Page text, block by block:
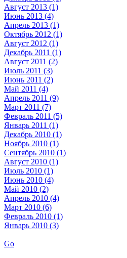
Август 2013 (1)
Июнь 2013 (4)
Апрель 2013 (1)
Октябрь 2012 (1)
Август 2012 (1)
Декабрь 2011 (1)
Август 2011 (2)
Июль 2011 (3)
Июнь 2011 (2)
Май 2011 (4)
Апрель 2011 (9)
Март 2011 (7)
Февраль 2011 (5)
Январь 2011 (1)
Декабрь 2010 (1)
Ноябрь 2010 (1)
Сентябрь 2010 (1)
Август 2010 (1)
Июль 2010 (1)
Июнь 2010 (4)
Май 2010 (2)
Апрель 2010 (4)
Март 2010 (6)
Февраль 2010 (1)
Январь 2010 (3)
Go